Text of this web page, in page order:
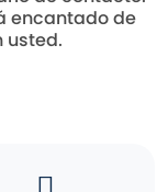
encantado de
usted.